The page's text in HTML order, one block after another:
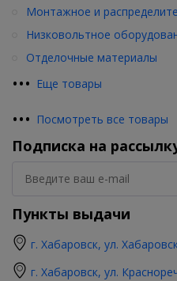
••• Еще товары
Монтажное и
Низковольтное
Отделочные материалы
••• Посмотреть все товары
Подписка на
Пункты выдачи
г. Хабаровск, ул.
г. Хабаровск, ул.